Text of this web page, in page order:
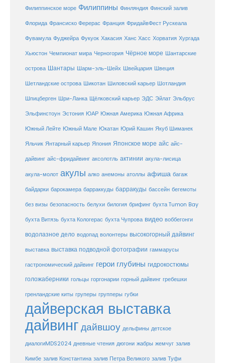
Филиппинское море Филиппины Финляндия Финский залив
Флорида Франсиско Ферерас Франция ФридайвФест Рускеала
Фувамула Фуджейра Фукуок Хакасия Ханс Хасс Хорватия Хургада
Хьюстон Чемпионат мира Черногория Чёрное море Шантарские
острова Шантары Шарм-эль-Шейх Швейцария Швеция
Шетландские острова Шикотан Шиловский карьер Шотландия
Шпицберген Шри-Ланка Щёлковский карьер ЭДС Эйлат Эльбрус
Эльфинстоун Эстония ЮАР Южная Америка Южная Африка
Южный Лейте Южный Мале Юкатан Юрий Кашин Якуб Шиманек
Яльчик Янтарный карьер Япония Японское море айс айс-
дайвинг айс-фридайвинг аксолотль актинии акула-лисица
акула-молот акулы алко анемоны атоллы афиша багаж
байдарки барокамера барраккуды барракуды бассейн бегемоты
без визы безопасность белухи билогия брифинг бухта Tumon Bay
бухта Витязь бухта Кологерас бухта Чупрова видео воббегонги
водолазное дело водопад волонтеры высокогорный дайвинг
выставка выставка подводной фотографии гаммарусы
гастрономический дайвинг герои глубины гидрокостюмы
голожаберники гольцы горгонарии горный дайвинг гребешки
гренландские киты груперы групперы губки
дайверская выставка
дайвингдайвшоу дельфины детское
диалогиMDS2024 дневные чтения дюгони жабры жемчуг залив
Кимбе залив Константина залив Петра Великого залив Туфи